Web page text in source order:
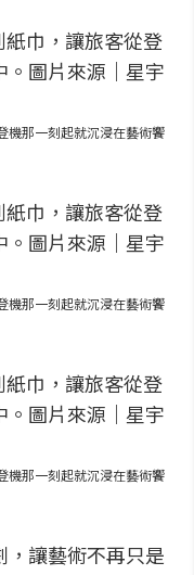
機那一刻起就沉浸在藝術饗
機那一刻起就沉浸在藝術饗
機那一刻起就沉浸在藝術饗